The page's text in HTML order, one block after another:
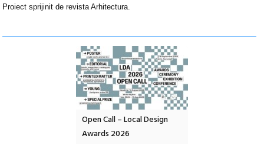
Proiect sprijinit de revista Arhitectura.
Open Call – Local Design
Awards 2026